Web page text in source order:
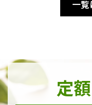
一覧
定額